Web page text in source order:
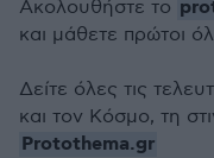
Ακολουθήστε το
και μάθετε πρώτοι
Δείτε όλες τις
και τον Κόσμο, τη
Protothema.gr